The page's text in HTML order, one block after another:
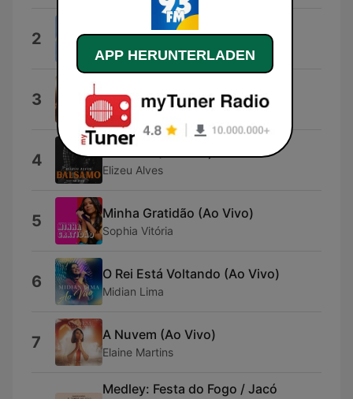
2 Reflections
Moses Gomes
3 A Provação e o Altar
Samuel Miranda
4 Elizeu Alves
5 Minha Gratidão (Ao Vivo)
Sophia Vitória
6 O Rei Está Voltando (Ao Vivo)
Midian Lima
7 A Nuvem (Ao Vivo)
Elaine Martins
Medley: Festa do Fogo / Jacó
APP HERUNTERLADEN